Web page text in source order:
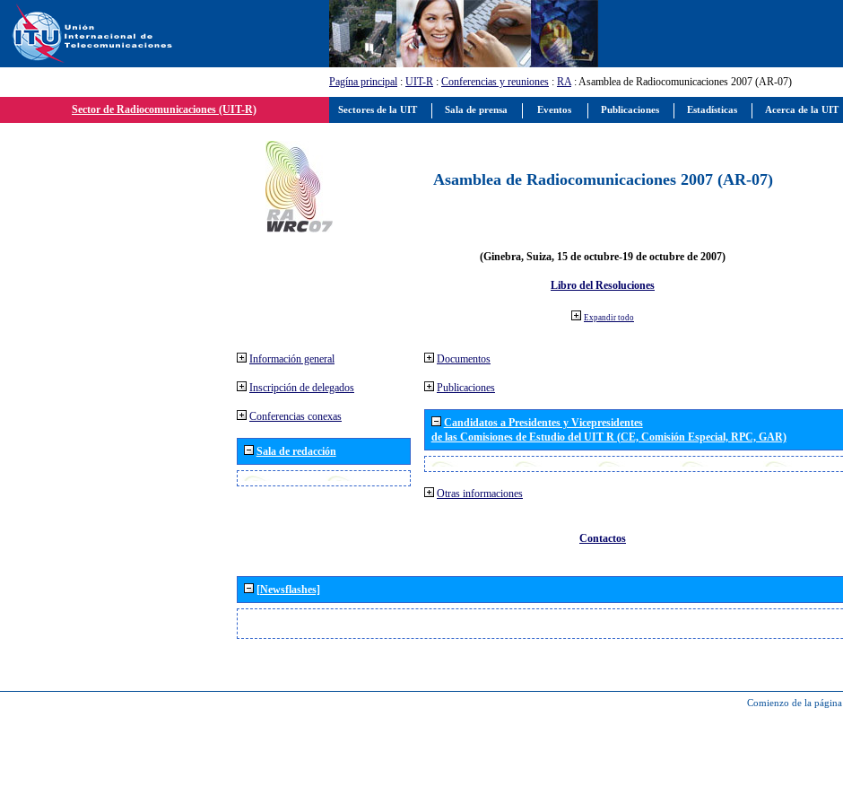
Pagína principal : UIT-R : Conferencias y reuniones : RA: Asamblea de Radiocomunicaciones 2007 (AR-07)
Sector de Radiocomunicaciones (UIT-R)
Asamblea de Radiocomunicaciones 2007 (AR-07)
(Ginebra, Suiza, 15 de octubre-19 de octubre de 2007)
Libro del Resoluciones
Expandir todo
Información general
Inscripción de delegados
Conferencias conexas
Sala de redacción
Documentos
Publicaciones
Candidatos a Presidentes y Vicepresidentes
de las Comisiones de Estudio del UIT R (CE, Comisión Especial, RPC, GAR)
Otras informaciones
Contactos
[Newsflashes]
Comienzo de la página
Sectores de la UIT Sala de prensa Eventos Publicaciones Estadísticas Acerca de la UIT